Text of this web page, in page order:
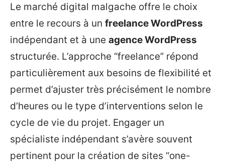
Le marché digital malgache offre le choix
entre le recours à un freelance WordPress
indépendant et à une agence WordPress
structurée. L’approche “freelance” répond
particulièrement aux besoins de flexibilité et
permet d’ajuster très précisément le nombre
d’heures ou le type d’interventions selon le
cycle de vie du projet. Engager un
spécialiste indépendant s’avère souvent
pertinent pour la création de sites “one-